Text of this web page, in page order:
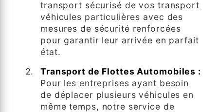
transport sécurisé de vos transport
véhicules particulières avec des
mesures de sécurité renforcées
pour garantir leur arrivée en parfait
état.
Transport de Flottes Automobiles :
Pour les entreprises ayant besoin
de déplacer plusieurs véhicules en
même temps, notre service de